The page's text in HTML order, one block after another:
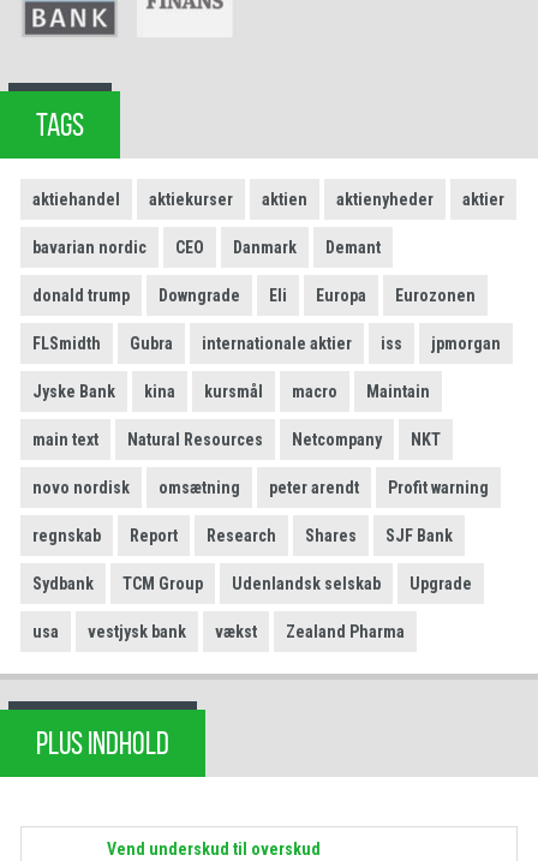
TAGS
aktiehandel aktiekurser aktien aktienyheder aktier
bavarian nordic CEO Danmark Demant
donald trump Downgrade Eli Europa Eurozonen
FLSmidth Gubra internationale aktier iss jpmorgan
Jyske Bank kina kursmål macro Maintain
main text Natural Resources Netcompany NKT
novo nordisk omsætning peter arendt Profit warning
regnskab Report Research Shares SJF Bank
Sydbank TCM Group Udenlandsk selskab Upgrade
usa vestjysk bank vækst Zealand Pharma
PLUS INDHOLD
Vend underskud til overskud